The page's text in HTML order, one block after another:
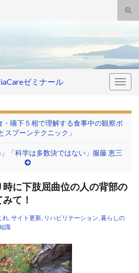
ゼミナール
・嚥下５相で理解する食事中の観察ポ
スプーンテクニック」
」「科学は多数決ではない」服藤 恵三
時に下肢屈曲位の人の背部の
て！
れ サイト更新 リハビリテーション 暮らしの
識